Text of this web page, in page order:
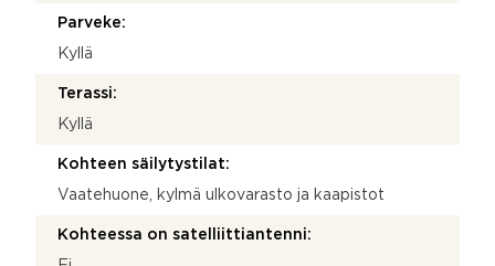
Parveke:
Kyllä
Terassi:
Kyllä
Kohteen säilytystilat:
Vaatehuone, kylmä ulkovarasto ja kaapistot
Kohteessa on satelliittiantenni: